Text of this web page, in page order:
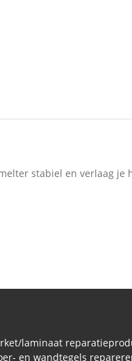
stabiel en verlaag je
laminaat
en wandtegels